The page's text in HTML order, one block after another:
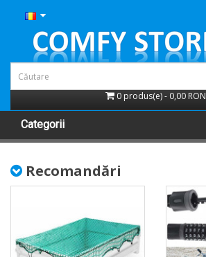
0 produs(e) - 0,00 RON
Categorii
Recomandări